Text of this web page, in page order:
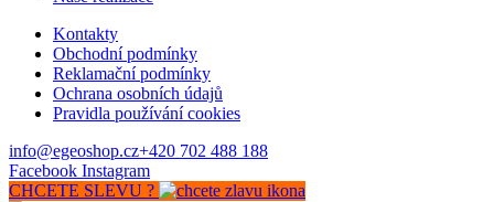
Kontakty
Obchodní podmínky
Reklamační podmínky
Ochrana osobních údajů
Pravidla používání cookies
info@egeoshop.cz+420 702 488 188
Facebook Instagram
CHCETE SLEVU ?